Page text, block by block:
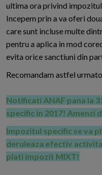
ultima ora privind
Incepem prin a va oferi
care sunt incluse multe
pentru a aplica in mod
evita orice sanctiuni din
Recomandam astfel
Notificati ANAF pana la
specific in 2017! Amenzi
Impozitul specific se va
deruleaza efectiv
plati impozit MIXT!